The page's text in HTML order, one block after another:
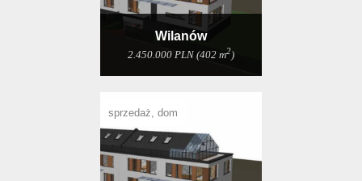
Wilanów
2.450.000 PLN (402 m2)
sprzedaż, dom